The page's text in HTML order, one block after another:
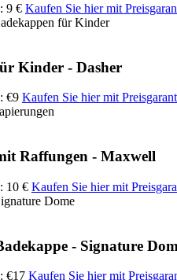
9 € Kaufen Sie hier mit
für Kinder
Kinder - Dasher
€9 Kaufen Sie hier mit
Raffungen - Maxwell
10 € Kaufen Sie hier mit
Dome
- Signature
€17 Kaufen Sie hier mit